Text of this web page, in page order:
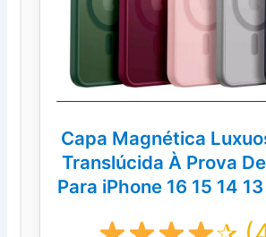
Capa Magnética
Translúcida À Prova
Para iPhone 16 15 14 13